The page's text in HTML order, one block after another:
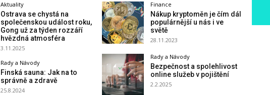
Aktuality
Ostrava se chystá na
společenskou událost roku,
Gong už za týden rozzáří
hvězdná atmosféra
3.11.2025
Rady a Návody
Finská sauna: Jak na to
správně a zdravě
25.8.2024
Finance
Nákup kryptoměn je čím dál
populárnější u nás i ve
světě
28.11.2023
Rady a Návody
Bezpečnost a spolehlivost
online služeb v pojištění
2.2.2025